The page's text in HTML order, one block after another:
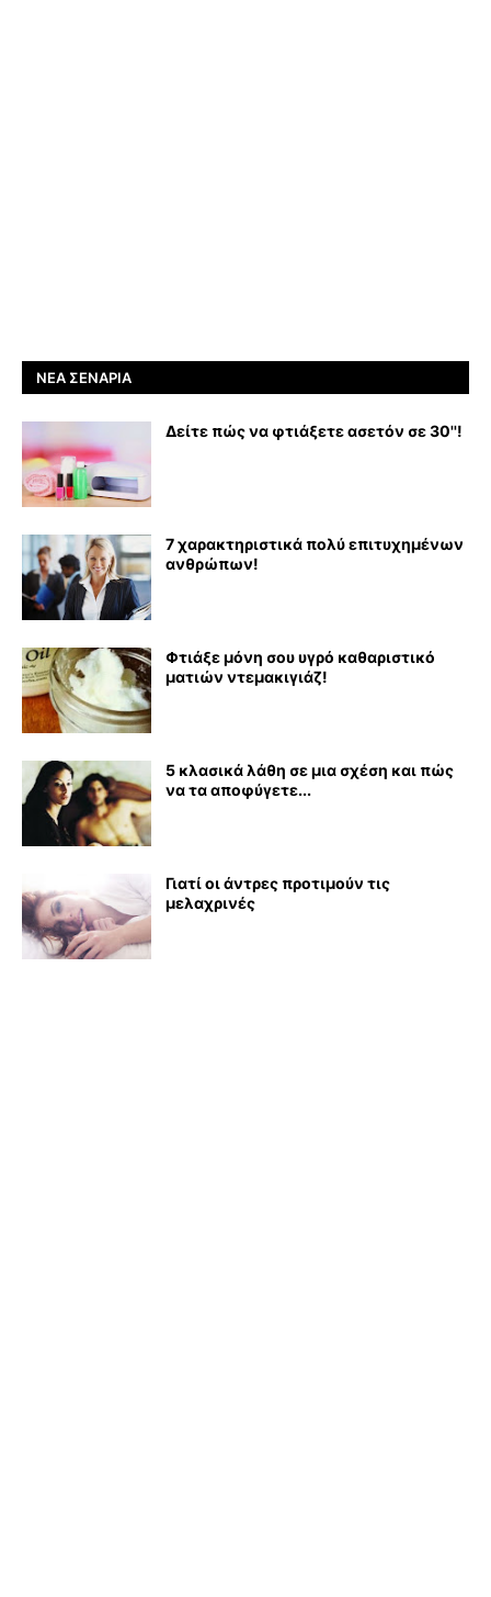
ΝΈΑ ΣΕΝΆΡΙΑ
Δείτε πώς να φτιάξετε ασετόν σε 30''!
7 χαρακτηριστικά πολύ επιτυχημένων
ανθρώπων!
Φτιάξε μόνη σου υγρό καθαριστικό
ματιών ντεμακιγιάζ!
5 κλασικά λάθη σε μια σχέση και πώς
να τα αποφύγετε...
Γιατί οι άντρες προτιμούν τις
μελαχρινές